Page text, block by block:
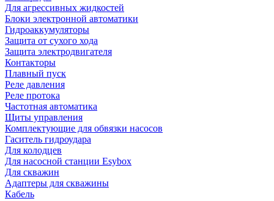
Для агрессивных жидкостей
Блоки электронной автоматики
Гидроаккумуляторы
Защита от сухого хода
Защита электродвигателя
Контакторы
Плавный пуск
Реле давления
Реле протока
Частотная автоматика
Щиты управления
Комплектующие для обвязки насосов
Гаситель гидроудара
Для колодцев
Для насосной станции Esybox
Для скважин
Адаптеры для скважины
Кабель